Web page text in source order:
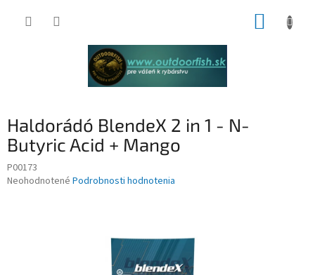
Haldorádó BlendeX 2 in 1 - N-
Butyric Acid + Mango
P00173
Priemerné
Neohodnotené Podrobnosti hodnotenia